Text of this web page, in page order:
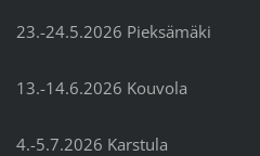
23.-24.5.2026 Pieksämäki
13.-14.6.2026 Kouvola
4.-5.7.2026 Karstula